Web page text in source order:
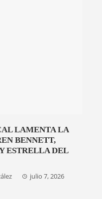
LAMENTA LA
BENNETT,
ESTRELLA DEL
julio 7, 2026